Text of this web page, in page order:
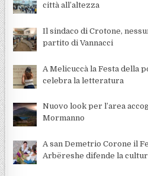
città all’altezza
Il sindaco di Crotone,
partito di Vannacci
A Melicuccà la Festa della
celebra la letteratura
Nuovo look per l’area
Mormanno
A san Demetrio Corone il
Arbëreshe difende la